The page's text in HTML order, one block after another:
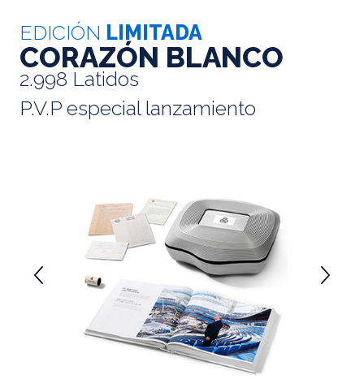
EDICIÓN LIMITADA
CORAZÓN BLANCO
2.998 Latidos
P.V.P especial lanzamiento